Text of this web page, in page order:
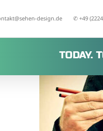
design.de ✆ +49
TODAY.